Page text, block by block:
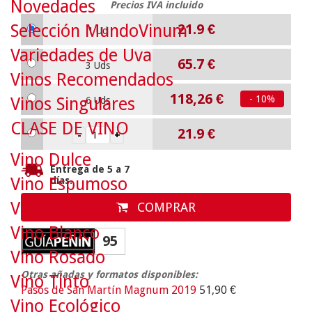
Precios IVA incluido
1 Ud 21.9 €
3 Uds 65.7 €
6 Uds 118,26 € - 10%
21.9 €
Entrega de 5 a 7
días.
COMPRAR
95
Otras añadas y formatos disponibles:
Pasos de San Martín Magnum 2019 51,90 €
Novedades
Selección MundoVinum
Variedades de Uva
Vinos Recomendados
Vinos Singulares
CLASE DE VINO
Vino Dulce
Vino Espumoso
Vino Generoso
Vino Blanco
Vino Rosado
Vino Tinto
Vino Ecológico